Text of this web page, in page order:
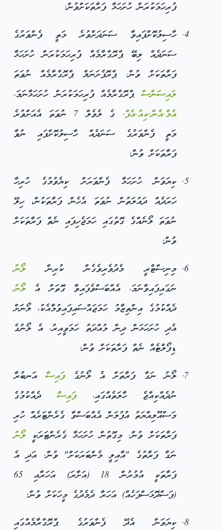
ފުރިހަމަކުރަން ހުށަހަޅާ ފަރާތަކަށްވުން؛
ހާސިލުކޮށްފައިވާ ސަނަދަށްވުރެ މަތީ ފެންވަރުގެ
ސަނަދެއް ލިބޭ ޕްރޮގްރާމެއް ފުރިހަމަކުރަން ހުށަހަޅާ
ފަރާތަކަށް ވުން. ޕްރޮފެށަނަލް ޕްރޮގްރާމެއް ނުވަތަ
ލައިސަންސް ޕްރޮގްރާމެއް ފުރިހަމަކުރަން ހުށަހަޅާނަމަ،
އެމް.އެން.ކިއު.އެފް
. ގެ ލެވެލް 7 ނުވަތަ އެއަށްވުރެ
މަތީ ފެންވަރުގެ ސަނަދެއް ހާސިލުކޮށްފައި ނުވާ
ފަރާތަކަށް ވުން؛
ކިޔަވަން ހުށަހަޅާ ފެންވަރަށް ކިޔެވުމުގެ ހުރިހާ
ހަރަދެއް ދައުލަތުން ނުވަތަ އެހެން ފަރާތަކުން، ހިލޭ
ނުވަތަ ލޯނެއްގެ ގޮތުގައި ހަމަޖެހިފައި ނެތް ފަރާތަކަށް
ވުން؛
މިނިސްޓްރީ މެދުވެރިވެގެން ކުރިން ލޯނު
ނަގައިފައިވާނަމަ، އެއްބަސްވެފައިވާ ގޮތަށް އެ ލޯނު
ދެއްކުމުގެ އިންތިޒާމު ހަމަޖައްސައިފައިވުމާއެކު، ލޯނަށް
އެދި ހުށަހަޅަން ދިން މުއްދަތު ހަމަވީއިރު، އެ ލޯނުގެ
ޑިފޯލްޓެއް ނެތް ފަރާތަކަށް ވުން؛
ލޯނު ނަގާ ފަރާތަށް އެ ލޯނުގެފައިސާއަނބުރާ
ނުދެއްކިއްޖެ ހާލަތެއްގައި،ފައިސާދެއްކުމުގެ
މަސްއޫލިއްޔަތު އުފުލަން އެއްބަސްވާ ގެރެންޓަރެއް ހުރި
ފަރާތަކަށް ވުން. މިގޮތުން ހުށަހަޅާ ގެރެންޓަރަކީ ލޯނު
ނަގާ ފަރާތުގެ "އާއިލީ މެންބަރަކަށް" ވުން. އަދި އެ
ފަރާތަކީ އުމުރުން 18 (އަށާރަ) އަހަރާއި 65
(ފަސްދޮޅަސްފަހެއް) އަހަރާ ދެމެދުގެ މީހަކަށް ވުން؛
ކިޔަވަން އެދޭ ފެންވަރުގެ ޕްރޮގްރާމެއްގައި